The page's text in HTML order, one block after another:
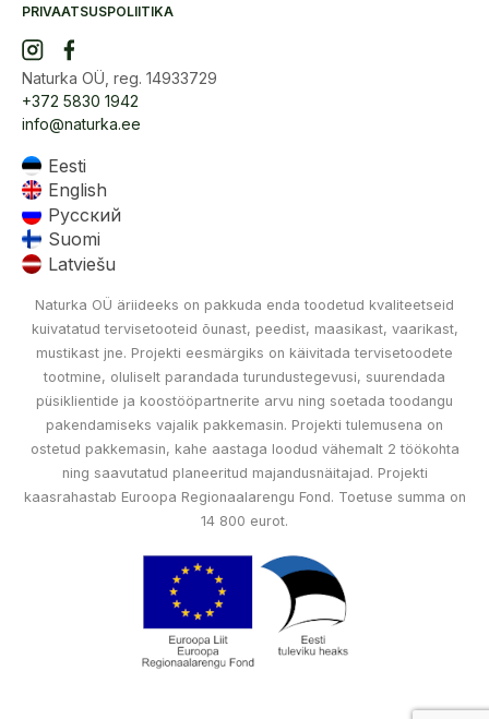
PRIVAATSUSPOLIITIKA
Naturka OÜ, reg. 14933729
+372 5830 1942
info@naturka.ee
Eesti
English
Русский
Suomi
Latviešu
Naturka OÜ äriideeks on pakkuda enda toodetud kvaliteetseid
kuivatatud tervisetooteid õunast, peedist, maasikast, vaarikast,
mustikast jne. Projekti eesmärgiks on käivitada tervisetoodete
tootmine, oluliselt parandada turundustegevusi, suurendada
püsiklientide ja koostööpartnerite arvu ning soetada toodangu
pakendamiseks vajalik pakkemasin. Projekti tulemusena on
ostetud pakkemasin, kahe aastaga loodud vähemalt 2 töökohta
ning saavutatud planeeritud majandusnäitajad. Projekti
kaasrahastab Euroopa Regionaalarengu Fond. Toetuse summa on
14 800 eurot.